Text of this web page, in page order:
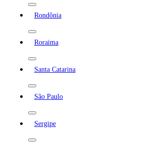
Rondônia
Roraima
Santa Catarina
São Paulo
Sergipe